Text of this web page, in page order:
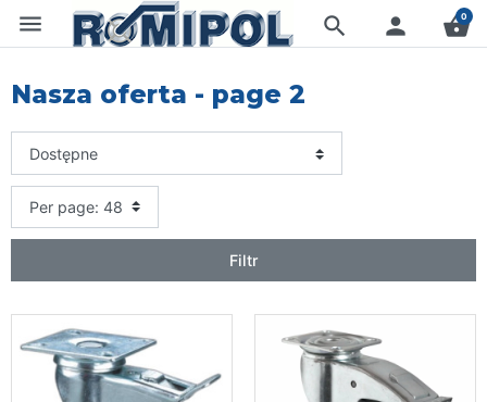
menu search person shopping_basket
0
Nasza oferta - page 2
Filtr